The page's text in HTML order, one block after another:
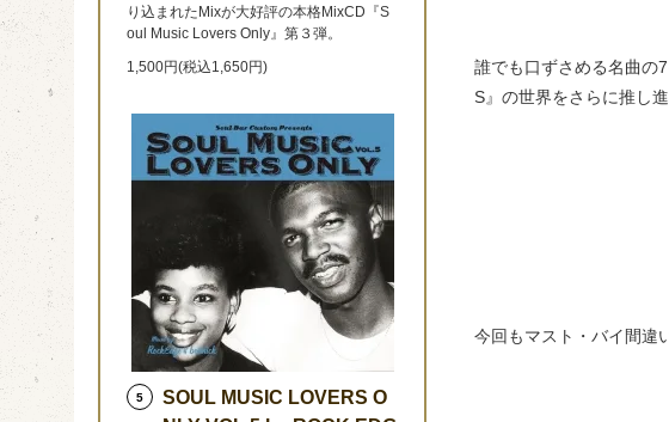
誰でも口ずさめる名曲の
S』の世界をさらに推し
今回もマスト・バイ間違
り込まれたMixが大好評の本格MixCD『S
oul Music Lovers Only』第３弾。
1,500円(税込1,650円)
5
SOUL MUSIC LOVERS O